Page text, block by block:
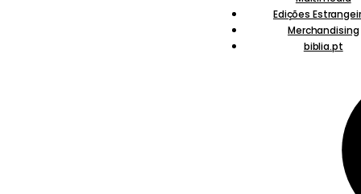
Edições
Merchandising
biblia.pt